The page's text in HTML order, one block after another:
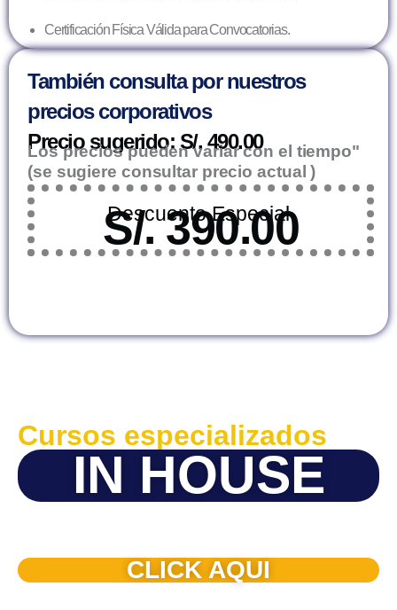
Certificación Física Válida para Convocatorias.
También consulta por nuestros
precios corporativos
Precio sugerido: S/. 490.00
Los precios pueden variar con el tiempo"
(se sugiere consultar precio actual )
Descuento Especial
S/. 390.00
Cursos especializados
IN HOUSE
CLICK AQUI